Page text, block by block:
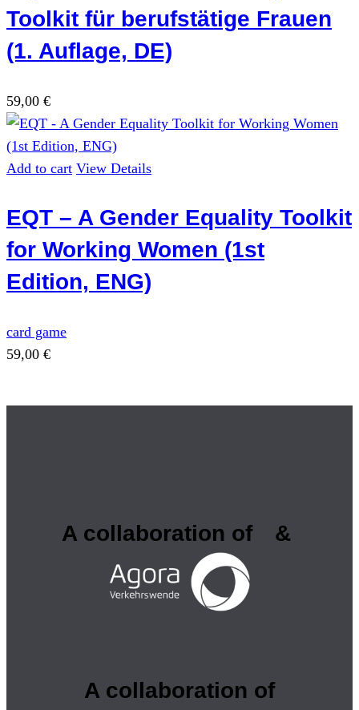
Toolkit für berufstätige Frauen
(1. Auflage, DE)
59,00 €
Add to cart View Details
EQT – A Gender Equality Toolkit
for Working Women (1st
Edition, ENG)
card game
59,00 €
A collaboration of &
A collaboration of